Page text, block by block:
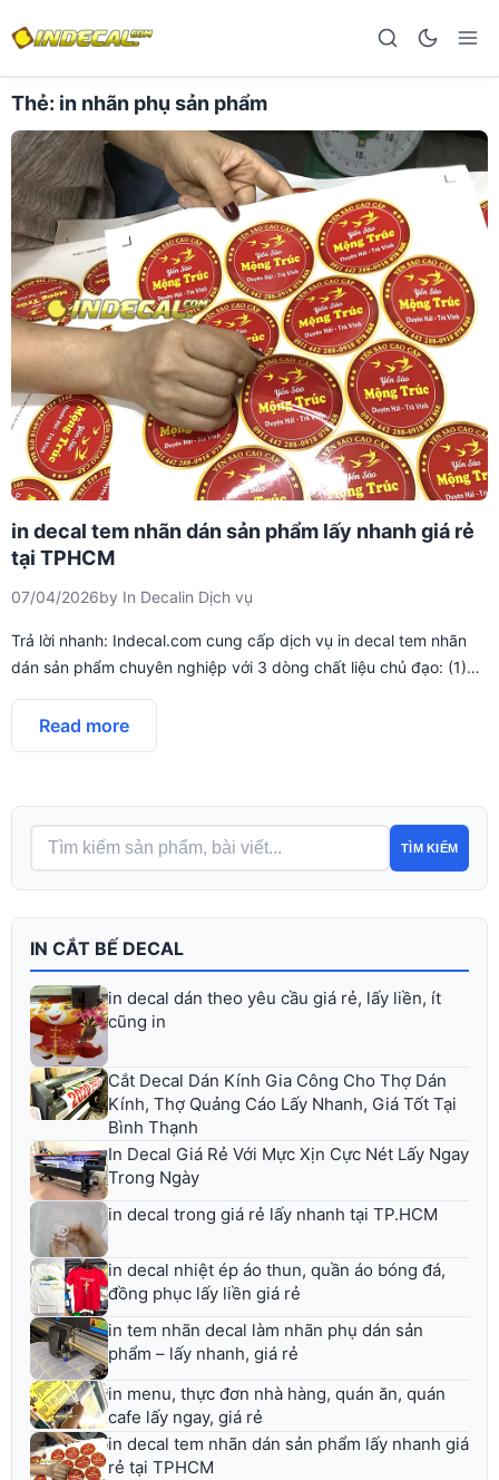
Thẻ: in nhãn phụ sản phẩm
in decal tem nhãn dán sản phẩm lấy nhanh giá rẻ
tại TPHCM
07/04/2026by In Decalin Dịch vụ
Trả lời nhanh: Indecal.com cung cấp dịch vụ in decal tem nhãn
dán sản phẩm chuyên nghiệp với 3 dòng chất liệu chủ đạo: (1)…
Read more
TÌM KIẾM
IN CẮT BẾ DECAL
in decal dán theo yêu cầu giá rẻ, lấy liền, ít
cũng in
Cắt Decal Dán Kính Gia Công Cho Thợ Dán
Kính, Thợ Quảng Cáo Lấy Nhanh, Giá Tốt Tại
Bình Thạnh
In Decal Giá Rẻ Với Mực Xịn Cực Nét Lấy Ngay
Trong Ngày
in decal trong giá rẻ lấy nhanh tại TP.HCM
in decal nhiệt ép áo thun, quần áo bóng đá,
đồng phục lấy liền giá rẻ
in tem nhãn decal làm nhãn phụ dán sản
phẩm – lấy nhanh, giá rẻ
in menu, thực đơn nhà hàng, quán ăn, quán
cafe lấy ngay, giá rẻ
in decal tem nhãn dán sản phẩm lấy nhanh giá
rẻ tại TPHCM